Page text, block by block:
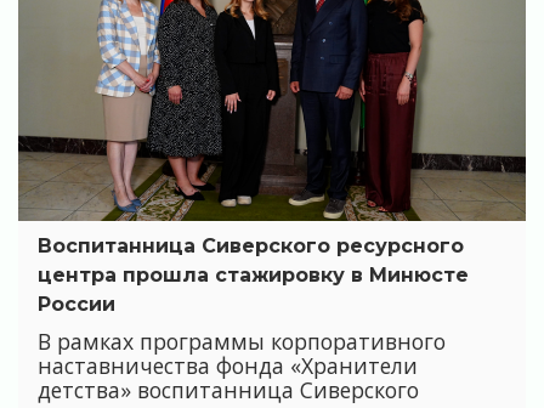
Воспитанница Сиверского ресурсного
центра прошла стажировку в Минюсте
России
В рамках программы корпоративного
наставничества фонда «Хранители
детства» воспитанница Сиверского